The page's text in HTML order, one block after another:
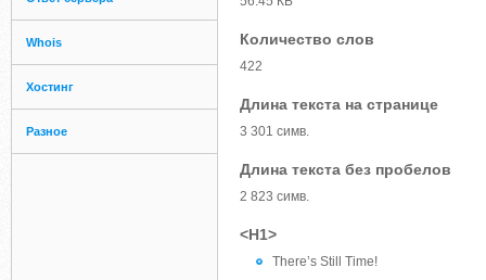
Whois
Хостинг
Разное
Количество слов
422
Длина текста на странице
3 301 симв.
Длина текста без пробелов
2 823 симв.
<H1>
There’s Still Time!